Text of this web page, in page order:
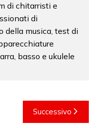
di chitarristi e
di
della musica, test di
basso e ukulele
Successivo